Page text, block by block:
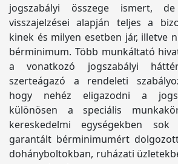
jogszabályi összege ismert,
visszajelzései alapján teljes a
kinek és milyen esetben jár, illetve
bérminimum. Több munkáltató
a vonatkozó jogszabályi
szerteágazó a rendeleti
hogy nehéz eligazodni a
különösen a speciális
kereskedelmi egységekben
garantált bérminimumért
dohányboltokban, ruházati